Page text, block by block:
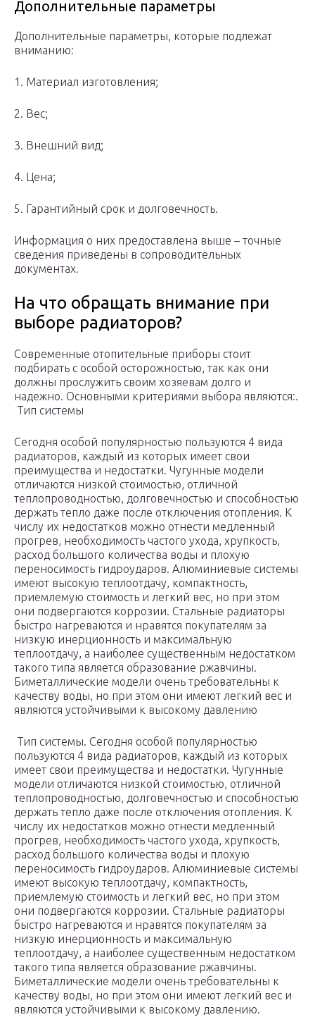
Дополнительные параметры
Дополнительные параметры, которые подлежат
вниманию:
1. Материал изготовления;
2. Вес;
3. Внешний вид;
4. Цена;
5. Гарантийный срок и долговечность.
Информация о них предоставлена выше – точные
сведения приведены в сопроводительных
документах.
На что обращать внимание при
выборе радиаторов?
Современные отопительные приборы стоит
подбирать с особой осторожностью, так как они
должны прослужить своим хозяевам долго и
надежно. Основными критериями выбора являются:.
Тип системы
Сегодня особой популярностью пользуются 4 вида
радиаторов, каждый из которых имеет свои
преимущества и недостатки. Чугунные модели
отличаются низкой стоимостью, отличной
теплопроводностью, долговечностью и способностью
держать тепло даже после отключения отопления. К
числу их недостатков можно отнести медленный
прогрев, необходимость частого ухода, хрупкость,
расход большого количества воды и плохую
переносимость гидроударов. Алюминиевые системы
имеют высокую теплоотдачу, компактность,
приемлемую стоимость и легкий вес, но при этом
они подвергаются коррозии. Стальные радиаторы
быстро нагреваются и нравятся покупателям за
низкую инерционность и максимальную
теплоотдачу, а наиболее существенным недостатком
такого типа является образование ржавчины.
Биметаллические модели очень требовательны к
качеству воды, но при этом они имеют легкий вес и
являются устойчивыми к высокому давлению
Тип системы. Сегодня особой популярностью
пользуются 4 вида радиаторов, каждый из которых
имеет свои преимущества и недостатки. Чугунные
модели отличаются низкой стоимостью, отличной
теплопроводностью, долговечностью и способностью
держать тепло даже после отключения отопления. К
числу их недостатков можно отнести медленный
прогрев, необходимость частого ухода, хрупкость,
расход большого количества воды и плохую
переносимость гидроударов. Алюминиевые системы
имеют высокую теплоотдачу, компактность,
приемлемую стоимость и легкий вес, но при этом
они подвергаются коррозии. Стальные радиаторы
быстро нагреваются и нравятся покупателям за
низкую инерционность и максимальную
теплоотдачу, а наиболее существенным недостатком
такого типа является образование ржавчины.
Биметаллические модели очень требовательны к
качеству воды, но при этом они имеют легкий вес и
являются устойчивыми к высокому давлению.